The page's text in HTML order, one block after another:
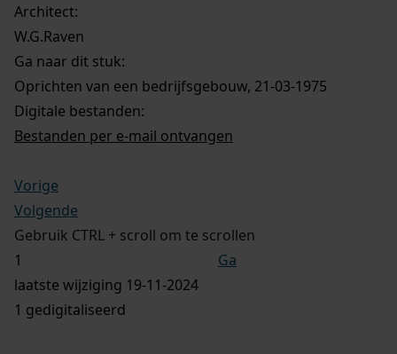
Architect:
W.G.Raven
Ga naar dit stuk:
Oprichten van een bedrijfsgebouw, 21-03-1975
Digitale bestanden:
Bestanden per e-mail ontvangen
Vorige
Volgende
Gebruik CTRL + scroll om te scrollen
Ga
laatste wijziging 19-11-2024
1 gedigitaliseerd